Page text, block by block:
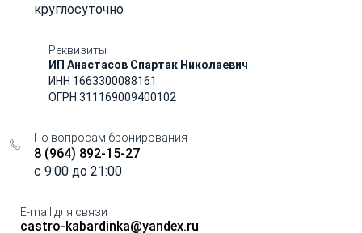
круглосуточно
Реквизиты
ИП Анастасов Спартак Николаевич
ИНН 1663300088161
ОГРН 311169009400102
По вопросам бронирования
8 (964) 892-15-27
c 9:00 до 21:00
E-mail для связи
castro-kabardinka@yandex.ru